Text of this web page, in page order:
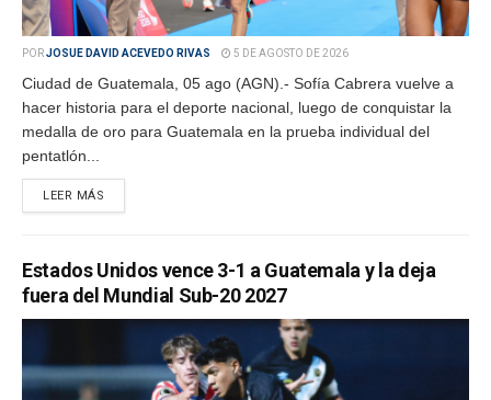
PORJOSUE DAVID ACEVEDO RIVAS 5 DE AGOSTO DE 2026
Ciudad de Guatemala, 05 ago (AGN).- Sofía Cabrera vuelve a
hacer historia para el deporte nacional, luego de conquistar la
medalla de oro para Guatemala en la prueba individual del
pentatlón...
LEER MÁS
Estados Unidos vence 3-1 a Guatemala y la deja
fuera del Mundial Sub-20 2027